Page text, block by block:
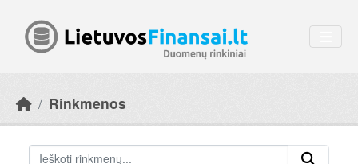
Rinkmenos